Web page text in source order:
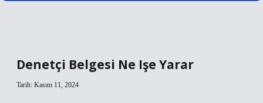
Denetçi Belgesi Ne Işe Yarar
Tarih: Kasım 11, 2024